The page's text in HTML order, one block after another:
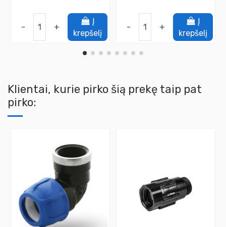
- +
Į
krepšelį
- +
Į
krepšelį
Klientai, kurie pirko šią prekę taip pat
pirko: